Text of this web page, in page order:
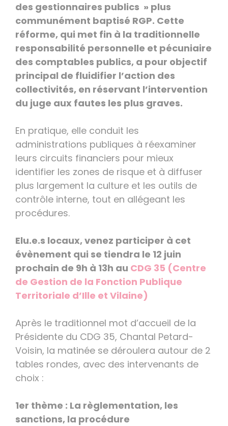
des gestionnaires publics » plus
communément baptisé RGP. Cette
réforme, qui met fin à la traditionnelle
responsabilité personnelle et pécuniaire
des comptables publics, a pour objectif
principal de fluidifier l’action des
collectivités, en réservant l’intervention
du juge aux fautes les plus graves.
En pratique, elle conduit les
administrations publiques à réexaminer
leurs circuits financiers pour mieux
identifier les zones de risque et à diffuser
plus largement la culture et les outils de
contrôle interne, tout en allégeant les
procédures.
Elu.e.s locaux, venez participer à cet
évènement qui se tiendra le 12 juin
prochain de 9h à 13h au CDG 35 (Centre
de Gestion de la Fonction Publique
Territoriale d’Ille et Vilaine)
Après le traditionnel mot d’accueil de la
Présidente du CDG 35, Chantal Petard-
Voisin, la matinée se déroulera autour de 2
tables rondes, avec des intervenants de
choix :
1er thème : La règlementation, les
sanctions, la procédure